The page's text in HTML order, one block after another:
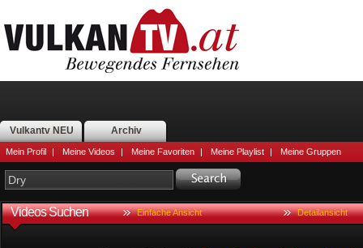
Vulkantv NEU Archiv
Mein Profil | Meine Videos | Meine Favoriten | Meine Playlist | Meine Gruppen
Videos Suchen Einfache Ansicht Detailansicht